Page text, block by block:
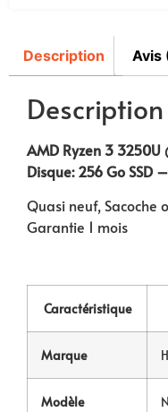
Description Avis
Description
AMD Ryzen 3 3250U
Disque: 256 Go SSD
Quasi neuf, Sacoche
Garantie 1 mois
Caractéristique
Marque
Modèle